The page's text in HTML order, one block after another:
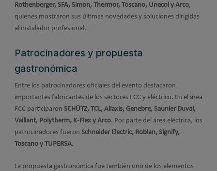
Rothenberger, SFA, Simon, Thermor, Toscano, Unecol y Arco,
quienes mostraron sus últimas novedades y soluciones dirigidas
al instalador profesional.
Patrocinadores y propuesta
gastronómica
Entre los patrocinadores oficiales del evento destacaron
importantes fabricantes de los sectores FCC y eléctrico. En el área
FCC participaron SCHÜTZ, TCL, Aliaxis, Genebre, Saunier Duval,
Vaillant, Polytherm, K-Flex y Arco. Por parte del área eléctrica, los
patrocinadores fueron Schneider Electric, Roblan, Signify,
Toscano y TUPERSA.
La propuesta gastronómica fue también uno de los elementos